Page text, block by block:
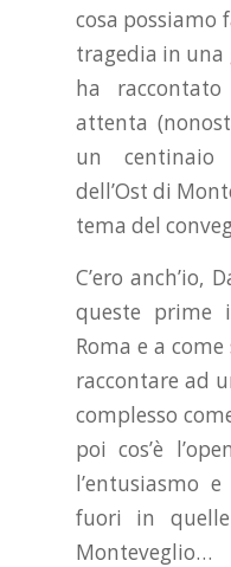
cosa possiamo
tragedia in una
ha
attenta
un centinaio
dell’Ost di
tema del
C’ero anch’io,
queste prime
Roma e a
raccontare ad
complesso
poi cos’è
l’entusiasmo
fuori in